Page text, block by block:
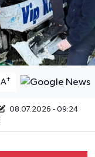
A+
08.07.2026 - 09:24